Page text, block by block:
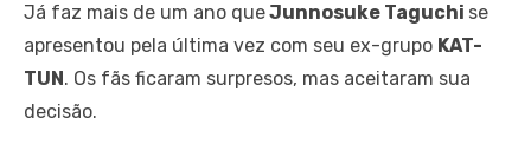
Já faz mais de um ano queJunnosuke Taguchi se
apresentou pela última vez com seu ex-grupo KAT-
TUN. Os fãs ficaram surpresos, mas aceitaram sua
decisão.